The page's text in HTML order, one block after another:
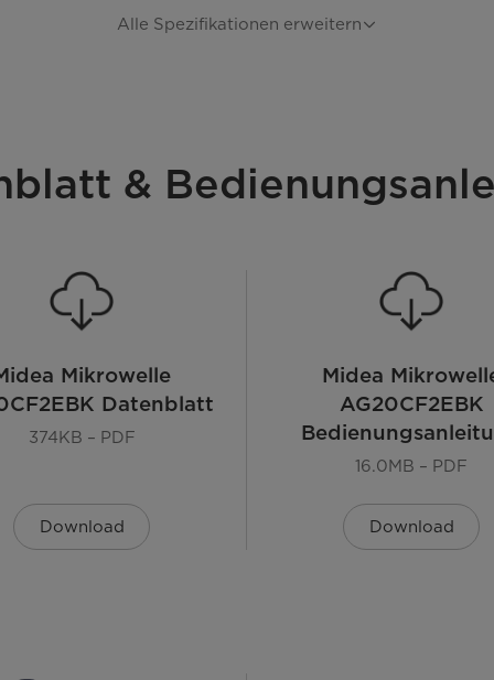
Alle Spezifikationen erweitern
&
Mikrowelle
Datenblatt
374KB – PDF
Download
Midea
AG20CF2EBK
16.0MB – PDF
Download